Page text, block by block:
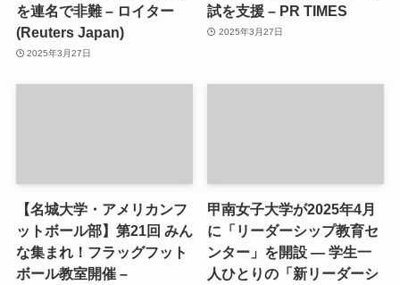
を連名で非難 – ロイター
(Reuters Japan)
2025年3月27日
試を支援 – PR TIMES
2025年3月27日
【名城大学・アメリカンフ
ットボール部】第21回 みん
な集まれ！フラッグフット
ボール教室開催 –
甲南女子大学が2025年4月
に「リーダーシップ教育セ
ンター」を開設 ― 学生一
人ひとりの「新リーダーシ